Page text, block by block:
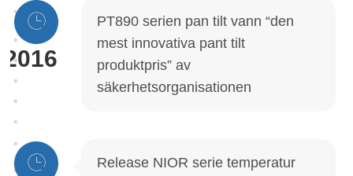
2016
PT890 serien pan tilt vann “den
mest innovativa pant tilt
produktpris” av
säkerhetsorganisationen
Release NIOR serie temperatur